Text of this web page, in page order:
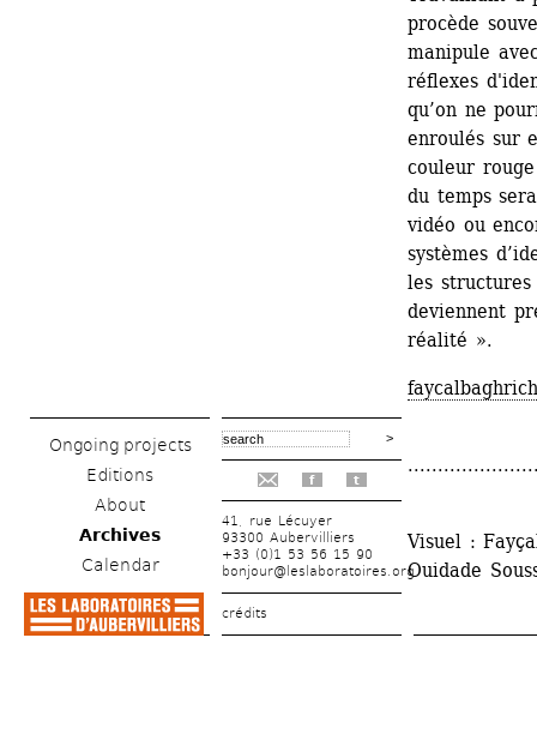
Ongoing projects
Editions
About
Archives
Calendar
f t
41, rue Lécuyer
93300 Aubervilliers
+33 (0)1 53 56 15 90
bonjour@leslaboratoires.org
crédits
procède
manipule
réflexes
qu’on ne
enroulés sur
couleur
du temps
vidéo ou
systèmes
les
deviennent
réalité ».
Visuel :
Ouidade